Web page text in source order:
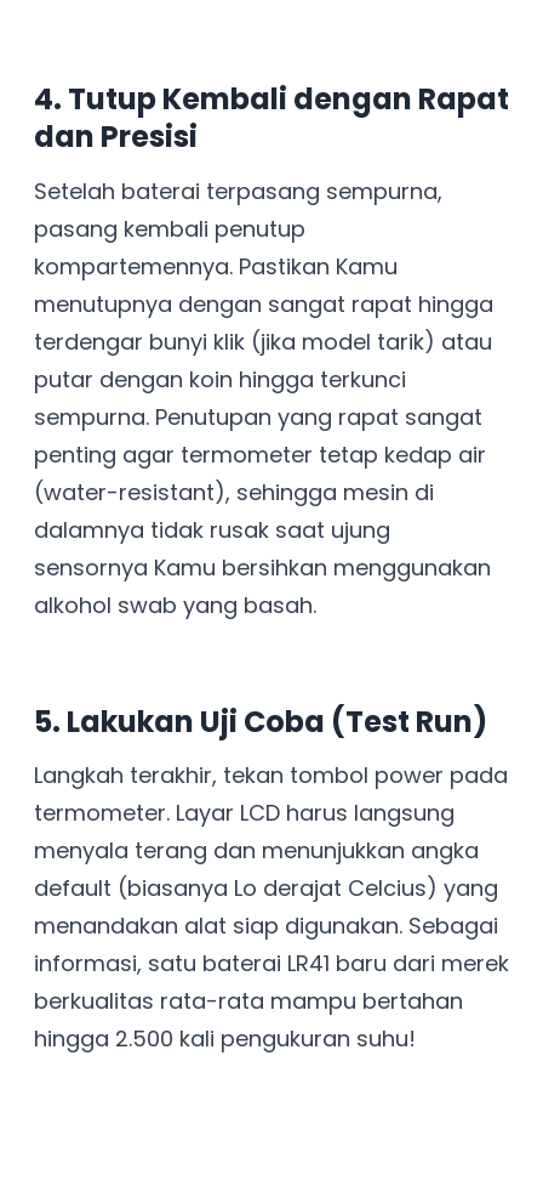
4. Tutup Kembali dengan Rapat
dan Presisi
Setelah baterai terpasang sempurna,
pasang kembali penutup
kompartemennya. Pastikan Kamu
menutupnya dengan sangat rapat hingga
terdengar bunyi klik (jika model tarik) atau
putar dengan koin hingga terkunci
sempurna. Penutupan yang rapat sangat
penting agar termometer tetap kedap air
(water-resistant), sehingga mesin di
dalamnya tidak rusak saat ujung
sensornya Kamu bersihkan menggunakan
alkohol swab yang basah.
5. Lakukan Uji Coba (Test Run)
Langkah terakhir, tekan tombol power pada
termometer. Layar LCD harus langsung
menyala terang dan menunjukkan angka
default (biasanya Lo derajat Celcius) yang
menandakan alat siap digunakan. Sebagai
informasi, satu baterai LR41 baru dari merek
berkualitas rata-rata mampu bertahan
hingga 2.500 kali pengukuran suhu!